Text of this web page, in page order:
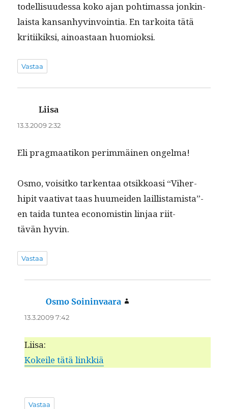
todel­lisu­udessa koko ajan pohti­mas­sa jonkin­
laista kansan­hyv­in­voin­tia. En tarkoi­ta tätä
kri­ti­ikik­si, ain­oas­taan huomioksi.
Vastaa
Liisa
13.3.2009 2:32
Eli prag­maatikon per­im­mäi­nen ongelma!
Osmo, voisitko tarken­taa otsikkoasi “Viher­
hip­it vaa­ti­vat taas huumei­den laillistamista”-
en tai­da tun­tea econ­o­mistin lin­jaa riit­
tävän hyvin.
Vastaa
Osmo Soininvaara
13.3.2009 7:42
Liisa:
Kokeile tätä linkkiä
Vastaa